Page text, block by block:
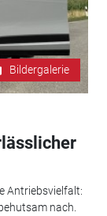
Bildergalerie
Antriebsvielfalt:
nach.